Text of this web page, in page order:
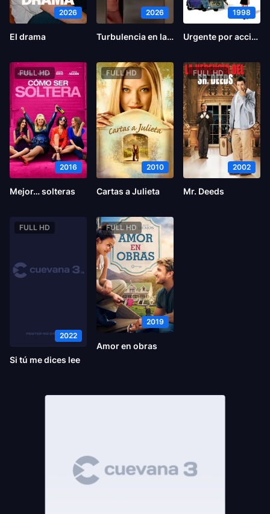
2026
El drama
2026
Turbulencia en la oficina
1998
Urgente por accidente
FULL HD
2016
Mejor… solteras
FULL HD
2010
Cartas a Julieta
FULL HD
2002
Mr. Deeds
FULL HD
2022
Si tú me dices lee
FULL HD
2019
Amor en obras